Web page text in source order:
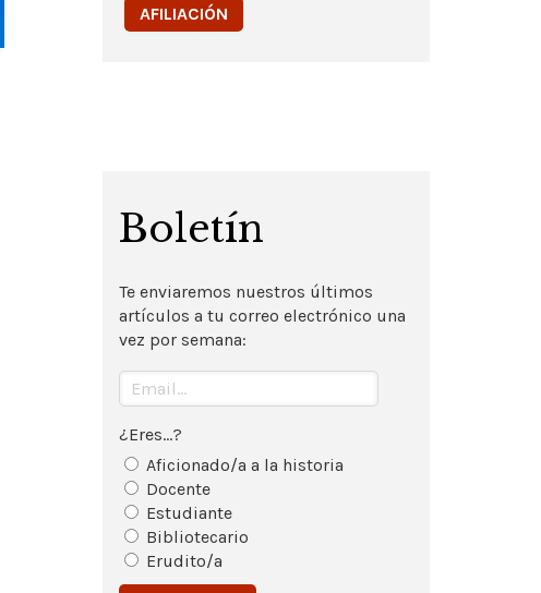
AFILIACIÓN
Boletín
Te enviaremos nuestros últimos
artículos a tu correo electrónico una
vez por semana:
¿Eres...?
Aficionado/a a la historia
Docente
Estudiante
Bibliotecario
Erudito/a